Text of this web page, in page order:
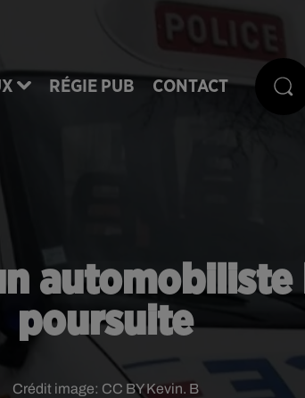
RÉGIE PUB CONTACT
automobiliste
poursuite
Crédit image: CC BY Kevin. B